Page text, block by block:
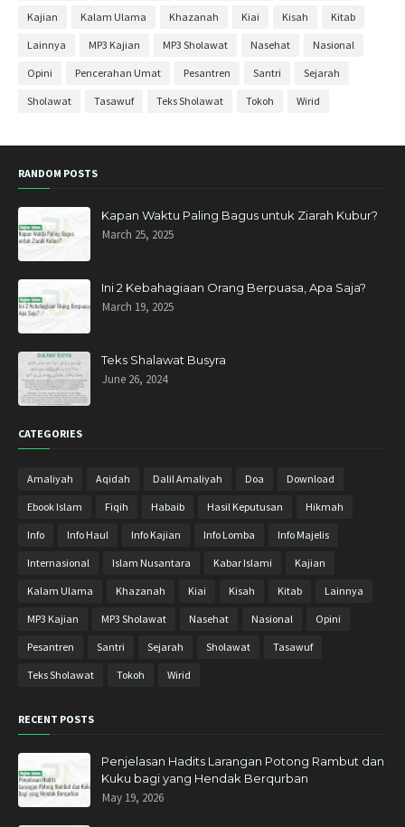
Februari 2020
September 2019
Agustus 2019
Mei 2019
Maret 2019
Januari 2019
Desember 2018
November 2018
September 2018
Juni 2018
Mei 2018
April 2018
Maret 2018
Februari 2018
Januari 2018
November 2017
5
September 2017
Kajian Kalam Ulama Khazanah Kiai Kisah Kitab
Lainnya MP3 Kajian MP3 Sholawat Nasehat Nasional
Opini Pencerahan Umat Pesantren Santri Sejarah
Sholawat Tasawuf Teks Sholawat Tokoh Wirid
RANDOM POSTS
Kapan Waktu Paling Bagus untuk Ziarah Kubur?
March 25, 2025
Ini 2 Kebahagiaan Orang Berpuasa, Apa Saja?
March 19, 2025
Teks Shalawat Busyra
June 26, 2024
CATEGORIES
Amaliyah Aqidah Dalil Amaliyah Doa Download
Ebook Islam Fiqih Habaib Hasil Keputusan Hikmah
Info Info Haul Info Kajian Info Lomba Info Majelis
Internasional Islam Nusantara Kabar Islami Kajian
Kalam Ulama Khazanah Kiai Kisah Kitab Lainnya
MP3 Kajian MP3 Sholawat Nasehat Nasional Opini
Pesantren Santri Sejarah Sholawat Tasawuf
Teks Sholawat Tokoh Wirid
RECENT POSTS
Penjelasan Hadits Larangan Potong Rambut dan
Kuku bagi yang Hendak Berqurban
May 19, 2026